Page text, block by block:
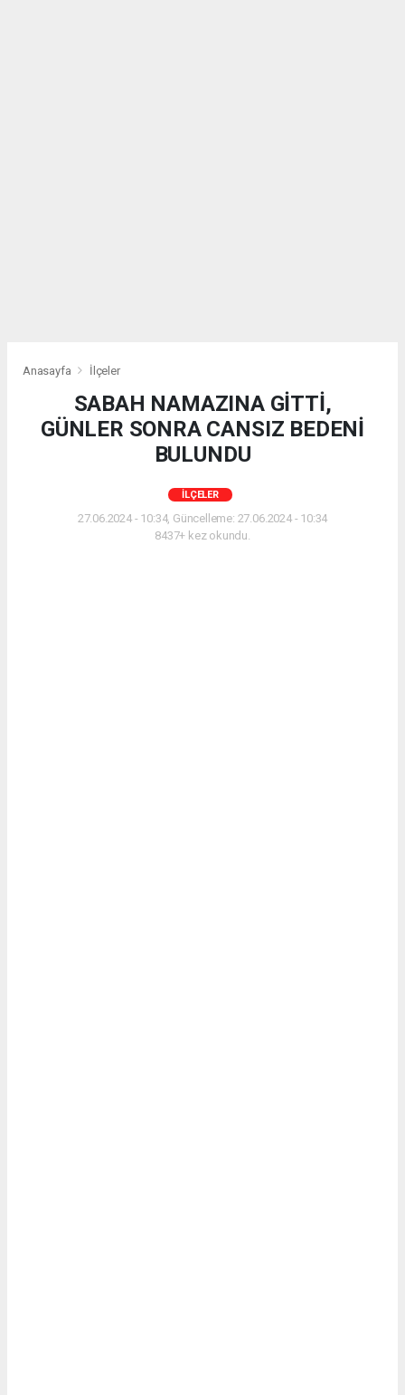
Anasayfa İlçeler
SABAH NAMAZINA GİTTİ,
GÜNLER SONRA CANSIZ BEDENİ
BULUNDU
İLÇELER
27.06.2024 - 10:34, Güncelleme: 27.06.2024 - 10:34
8437+ kez okundu.